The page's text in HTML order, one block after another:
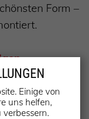
Form –
Einige von
uns helfen,